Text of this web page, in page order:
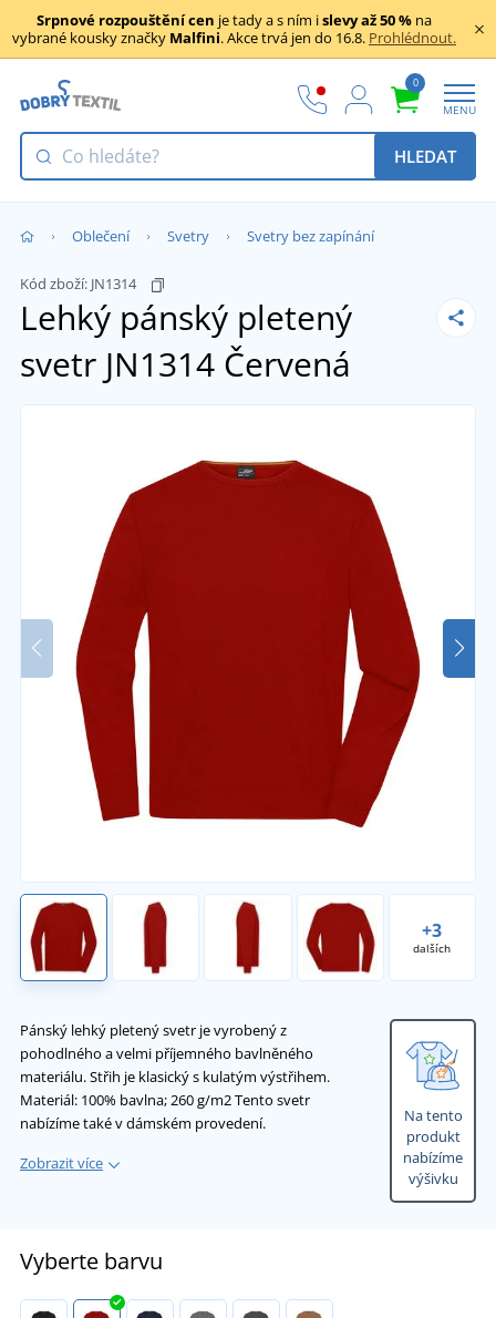
Srpnové rozpouštění cen je tady a s ním islevy až 50 % na
vybrané kousky značky Malfini. Akce trvá jen do 16.8. Prohlédnout.
0
MENU
HLEDAT
Oblečení Svetry Svetry bez zapínání
Kód zboží: JN1314
Lehký pánský pletený
svetr JN1314 Červená
+3
dalších
Pánský lehký pletený svetr je vyrobený z
pohodlného a velmi příjemného bavlněného
materiálu. Střih je klasický s kulatým výstřihem.
Materiál: 100% bavlna; 260 g/m2 Tento svetr
nabízíme také v dámském provedení.
Zobrazit více
Na tento
produkt
nabízíme
výšivku
Vyberte barvu